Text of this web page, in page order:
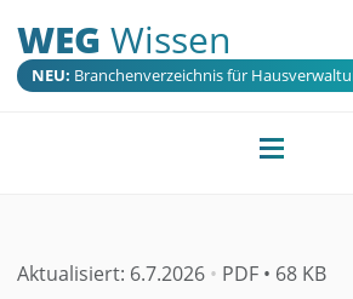
WEG Wissen
NEU: Branchenverzeichnis für
Aktualisiert: 6.7.2026• PDF• 68 KB